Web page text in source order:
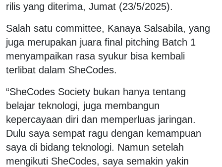
rilis yang diterima, Jumat (23/5/2025).
Salah satu committee, Kanaya Salsabila, yang
juga merupakan juara final pitching Batch 1
menyampaikan rasa syukur bisa kembali
terlibat dalam SheCodes.
“SheCodes Society bukan hanya tentang
belajar teknologi, juga membangun
kepercayaan diri dan memperluas jaringan.
Dulu saya sempat ragu dengan kemampuan
saya di bidang teknologi. Namun setelah
mengikuti SheCodes, saya semakin yakin